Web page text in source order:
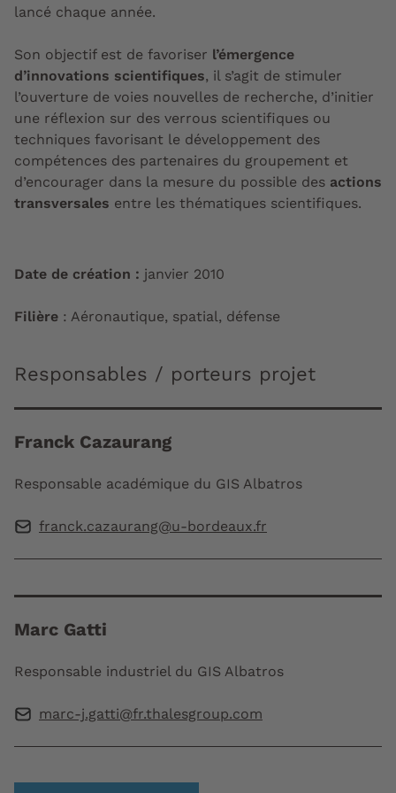
lancé chaque année.
Son objectif est de favoriser l’émergence
d’innovations scientifiques, il s’agit de stimuler
l’ouverture de voies nouvelles de recherche, d’initier
une réflexion sur des verrous scientifiques ou
techniques favorisant le développement des
compétences des partenaires du groupement et
d’encourager dans la mesure du possible des actions
transversales entre les thématiques scientifiques.
Date de création : janvier 2010
Filière : Aéronautique, spatial, défense
Responsables / porteurs projet
Franck Cazaurang
Responsable académique du GIS Albatros
franck.cazaurang@u-bordeaux.fr
Marc Gatti
Responsable industriel du GIS Albatros
marc-j.gatti@fr.thalesgroup.com